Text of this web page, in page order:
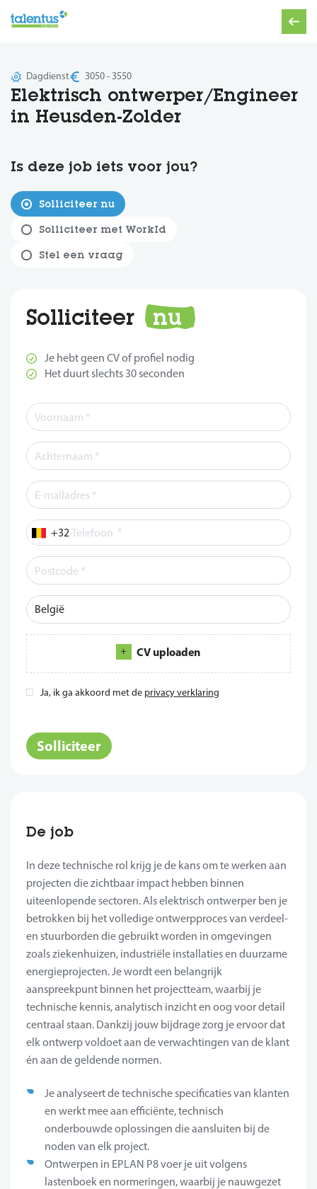
Elektrisch ontwerper/Engineer
in Heusden-Zolder
Dagdienst 3050 - 3550
Is deze job iets voor jou?
Solliciteer nu
Solliciteer met WorkId
Stel een vraag
Solliciteer nu
Je hebt geen CV of profiel nodig
Het duurt slechts 30 seconden
Telefoon *
CV uploaden
Ja, ik ga akkoord met de privacy verklaring
Solliciteer
De job
In deze technische rol krijg je de kans om te werken aan
projecten die zichtbaar impact hebben binnen
uiteenlopende sectoren. Als elektrisch ontwerper ben je
betrokken bij het volledige ontwerpproces van verdeel-
en stuurborden die gebruikt worden in omgevingen
zoals ziekenhuizen, industriële installaties en duurzame
energieprojecten. Je wordt een belangrijk
aanspreekpunt binnen het projectteam, waarbij je
technische kennis, analytisch inzicht en oog voor detail
centraal staan. Dankzij jouw bijdrage zorg je ervoor dat
elk ontwerp voldoet aan de verwachtingen van de klant
én aan de geldende normen.
Je analyseert de technische specificaties van klanten
en werkt mee aan efficiënte, technisch
onderbouwde oplossingen die aansluiten bij de
noden van elk project.
Ontwerpen in EPLAN P8 voer je uit volgens
lastenboek en normeringen, waarbij je nauwgezet